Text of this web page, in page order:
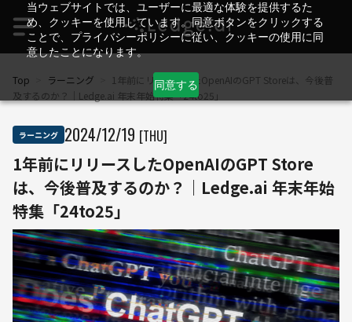
当ウェブサイトでは、ユーザーに最適な体験を提供するた
め、クッキーを使用しています。同意ボタンをクリックする
ことで、プライバシーポリシーに従い、クッキーの使用に同
意したことになります。
同意する
Top ラーニング
1年前にリリースしたOpenAIのGPT Storeは、今後普
及するのか？｜Ledge.ai 年末年始特集「24to25」
ラーニング 2024/12/19 [THU]
1年前にリリースしたOpenAIのGPT Store
は、今後普及するのか？｜Ledge.ai 年末年始
特集「24to25」